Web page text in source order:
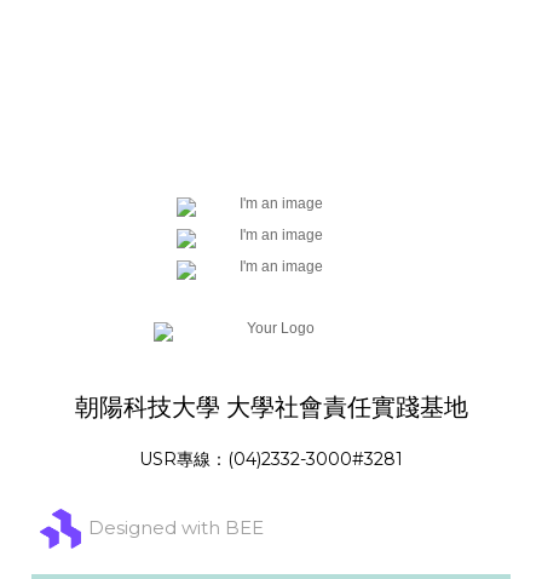
朝陽科技大學 大學社會責任實踐基地
USR專線：(04)2332-3000#3281
Designed with BEE